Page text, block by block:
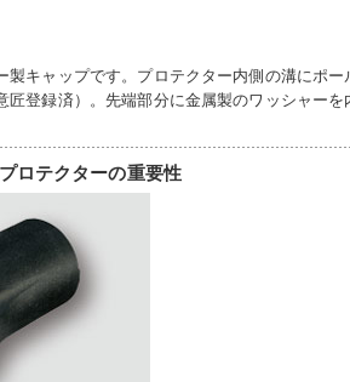
製キャップです。プロテクター内側の溝にポ
匠登録済）。先端部分に金属製のワッシャー
ロテクターの重要性